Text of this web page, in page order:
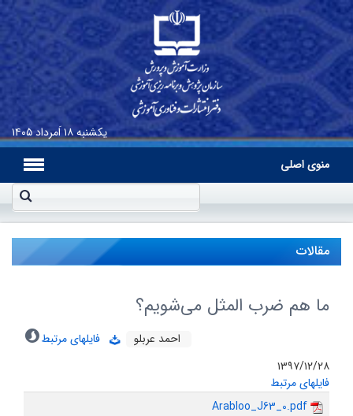
یکشنبه۱۸ اَمرداد ۱۴۰۵
منوی اصلی
مقالات
ما هم ضرب المثل می‌شویم؟
احمد عربلو
فایلهای مرتبط
۱۳۹۷/۱۲/۲۸
فایلهای مرتبط
Arabloo_J63_0.pdf